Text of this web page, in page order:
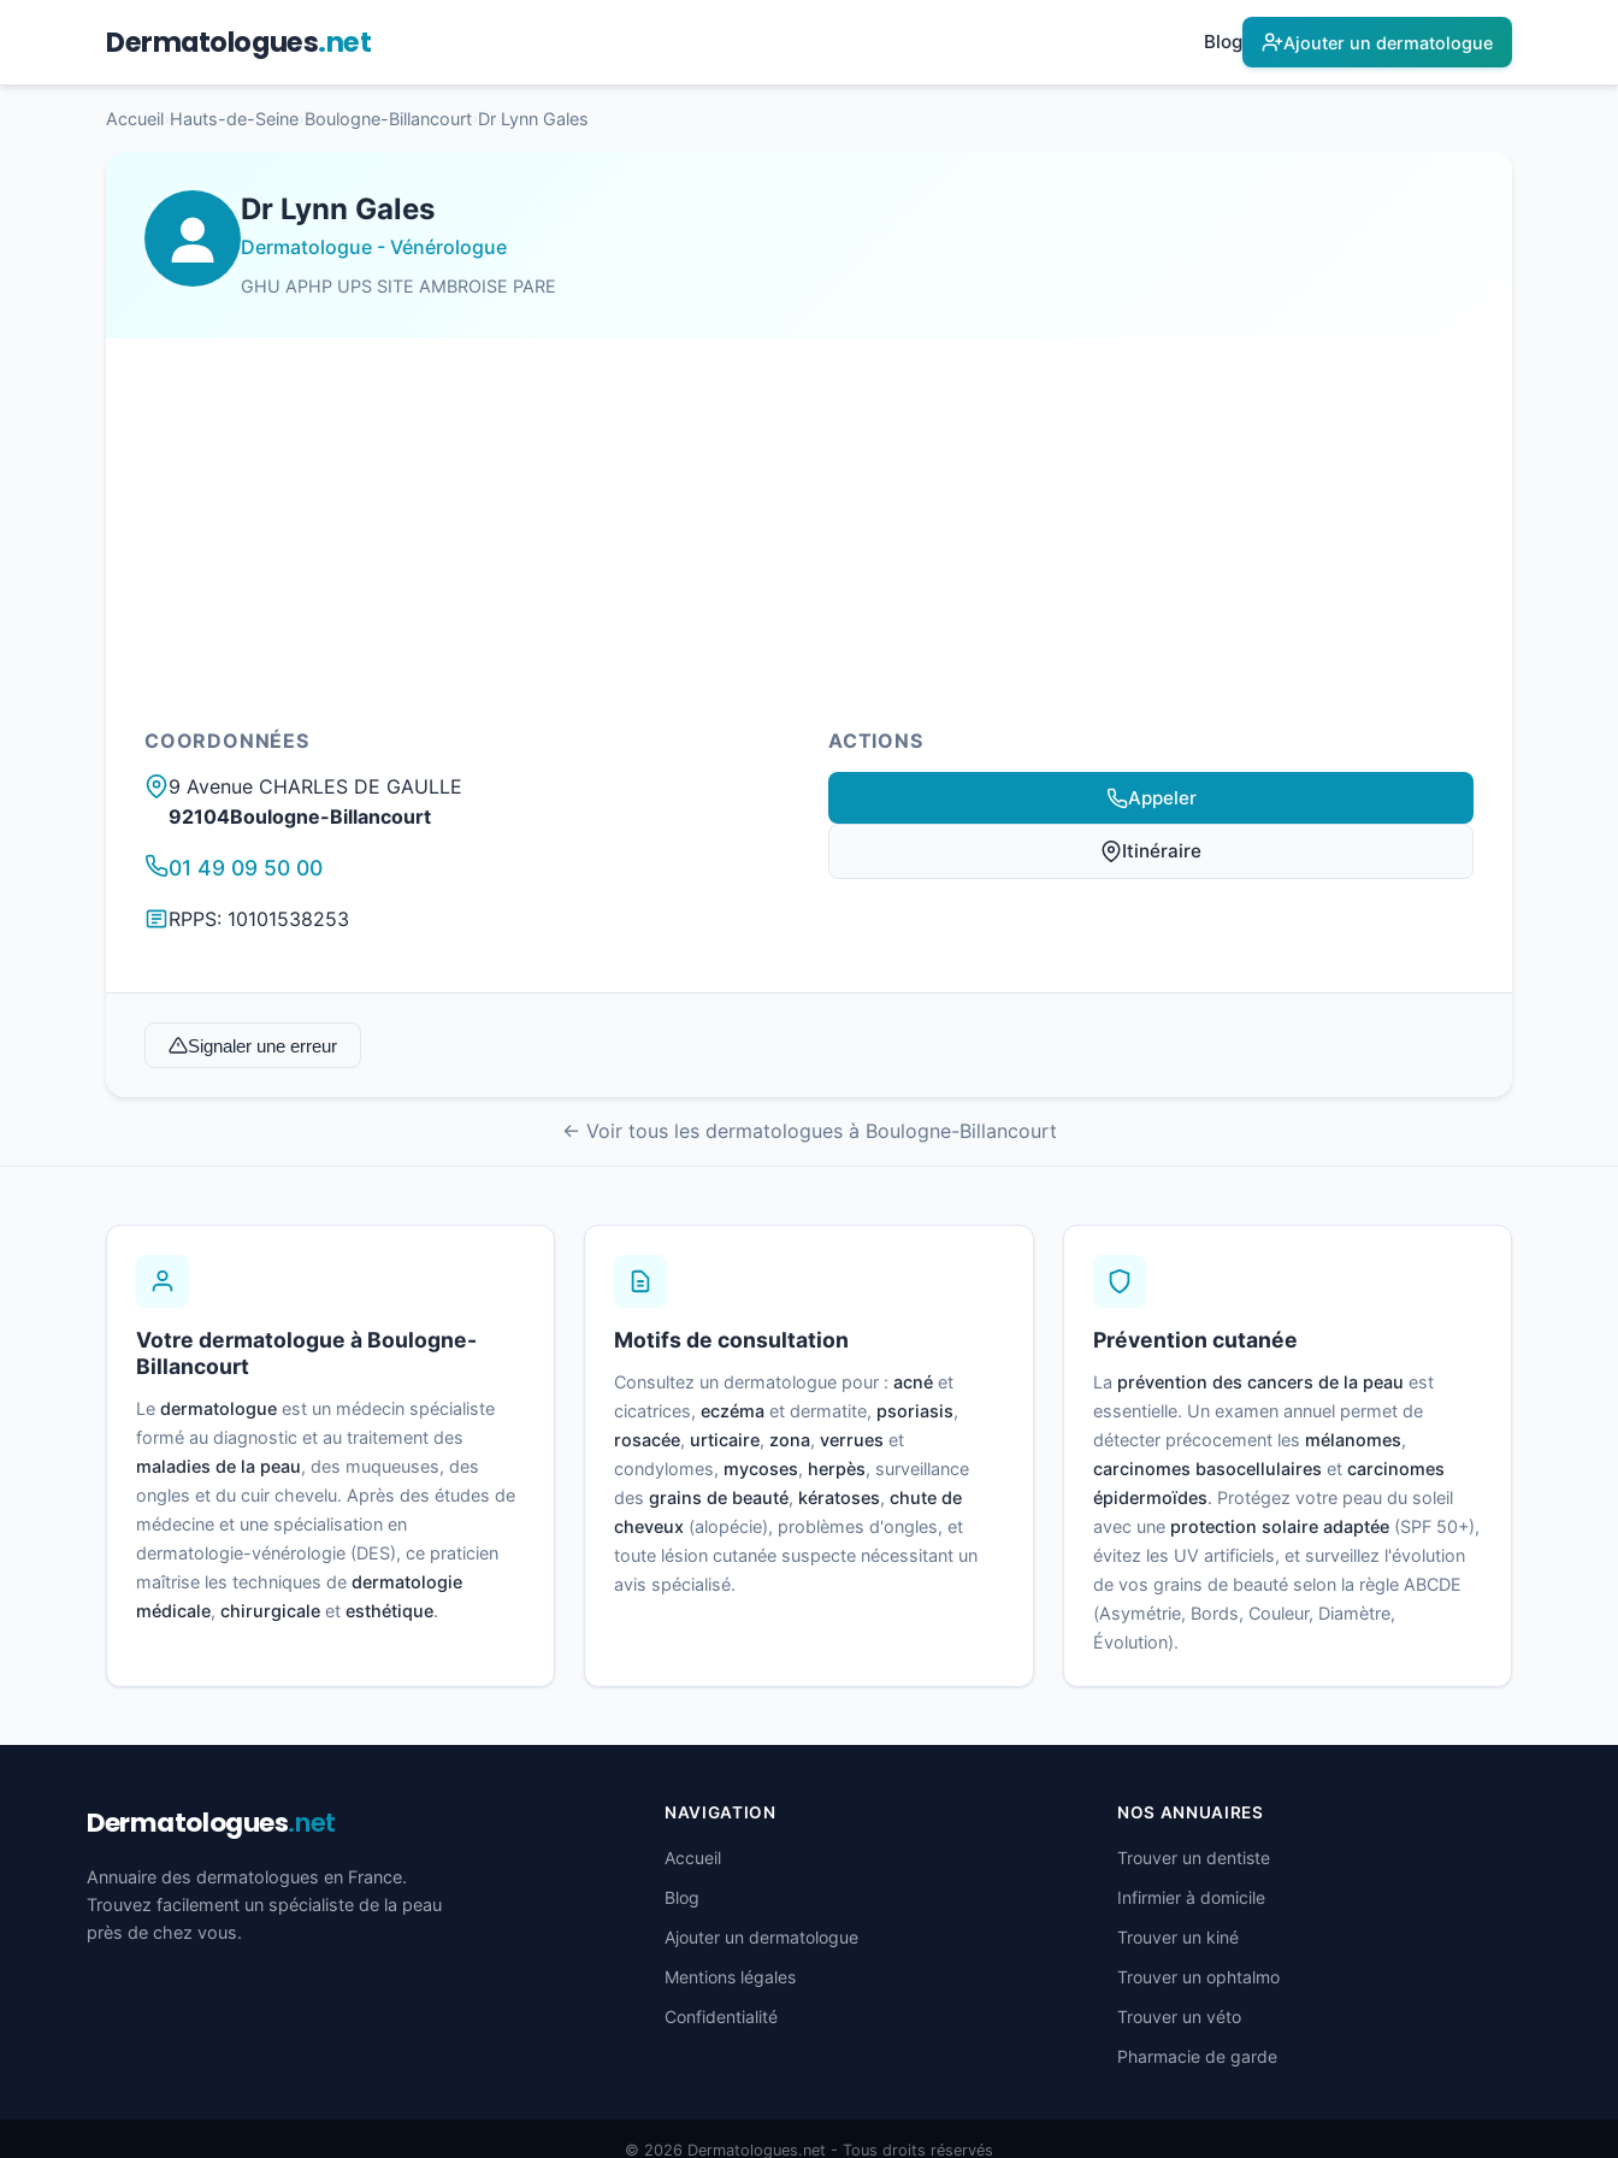
Dermatologues.net Blog Ajouter un dermatologue
Accueil Hauts-de-Seine Boulogne-Billancourt Dr Lynn Gales
Dr Lynn Gales
Dermatologue - Vénérologue
GHU APHP UPS SITE AMBROISE PARE
COORDONNÉES
9 Avenue CHARLES DE GAULLE
92104Boulogne-Billancourt
01 49 09 50 00
RPPS: 10101538253
ACTIONS
Appeler
Itinéraire
Signaler une erreur
← Voir tous les dermatologues à Boulogne-Billancourt
Votre dermatologue à Boulogne-
Billancourt
Le dermatologue est un médecin spécialiste
formé au diagnostic et au traitement des
maladies de la peau, des muqueuses, des
ongles et du cuir chevelu. Après des études de
médecine et une spécialisation en
dermatologie-vénérologie (DES), ce praticien
maîtrise les techniques de dermatologie
médicale, chirurgicale et esthétique.
Motifs de consultation
Consultez un dermatologue pour :acné et
cicatrices,eczéma et dermatite, psoriasis,
rosacée, urticaire, zona,verrues et
condylomes, mycoses, herpès, surveillance
desgrains de beauté, kératoses,chute de
cheveux (alopécie), problèmes d'ongles, et
toute lésion cutanée suspecte nécessitant un
avis spécialisé.
Prévention cutanée
La prévention des cancers de la peau est
essentielle. Un examen annuel permet de
détecter précocement les mélanomes,
carcinomes basocellulaires et carcinomes
épidermoïdes. Protégez votre peau du soleil
avec une protection solaire adaptée(SPF 50+),
évitez les UV artificiels, et surveillez l'évolution
de vos grains de beauté selon la règle ABCDE
(Asymétrie, Bords, Couleur, Diamètre,
Évolution).
Dermatologues.net
Annuaire des dermatologues en France.
Trouvez facilement un spécialiste de la peau
près de chez vous.
NAVIGATION
Accueil
Blog
Ajouter un dermatologue
Mentions légales
Confidentialité
NOS ANNUAIRES
Trouver un dentiste
Infirmier à domicile
Trouver un kiné
Trouver un ophtalmo
Trouver un véto
Pharmacie de garde
© 2026 Dermatologues.net - Tous droits réservés